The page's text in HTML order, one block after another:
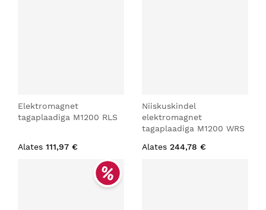
Elektromagnet
tagaplaadiga M1200 RLS
Alates 111,97 €
Niiskuskindel
elektromagnet
tagaplaadiga M1200 WRS
Alates 244,78 €